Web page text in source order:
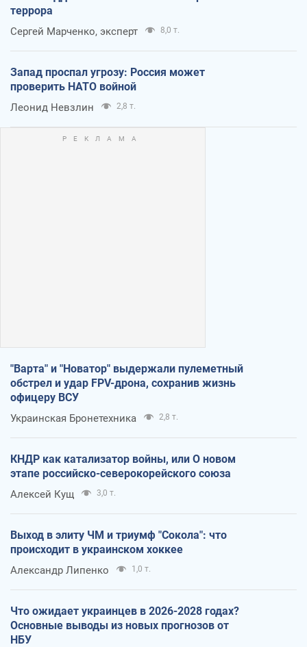
террора
Сергей Марченко, эксперт 8,0 т.
Запад проспал угрозу: Россия может
проверить НАТО войной
Леонид Невзлин 2,8 т.
"Варта" и "Новатор" выдержали пулеметный
обстрел и удар FPV-дрона, сохранив жизнь
офицеру ВСУ
Украинская Бронетехника 2,8 т.
КНДР как катализатор войны, или О новом
этапе российско-северокорейского союза
Алексей Кущ 3,0 т.
Выход в элиту ЧМ и триумф "Сокола": что
происходит в украинском хоккее
Александр Липенко 1,0 т.
Что ожидает украинцев в 2026-2028 годах?
Основные выводы из новых прогнозов от
НБУ